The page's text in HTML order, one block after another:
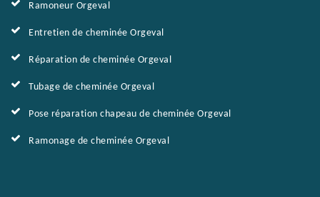
Ramoneur Orgeval
Entretien de cheminée Orgeval
Réparation de cheminée Orgeval
Tubage de cheminée Orgeval
Pose réparation chapeau de cheminée Orgeval
Ramonage de cheminée Orgeval